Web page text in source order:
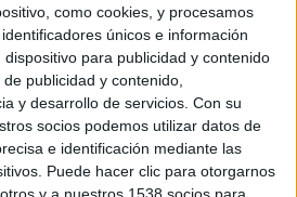
como cookies, y procesamos
únicos e información
para publicidad y contenido
publicidad y contenido,
y desarrollo de servicios. Con su
socios podemos utilizar datos de
e identificación mediante las
Puede hacer clic para otorgarnos
en lo que concierne el ámbito publicitario. Según los
de Expectativas de los Directores de Marketing que
(mayo 2009) el segundo semestre de 2009 será duro
a ir mucho peor en los próximos meses, si bien todo
de valor absoluto peores, tomando como referencia con los
Ciertamente la dispersión de los datos de esta ola indica